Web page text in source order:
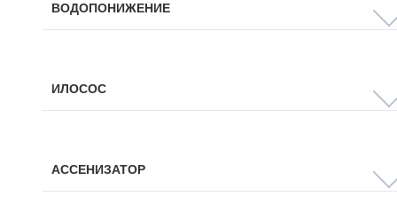
ВОДОПОНИЖЕНИЕ
ИЛОСОС
АССЕНИЗАТОР